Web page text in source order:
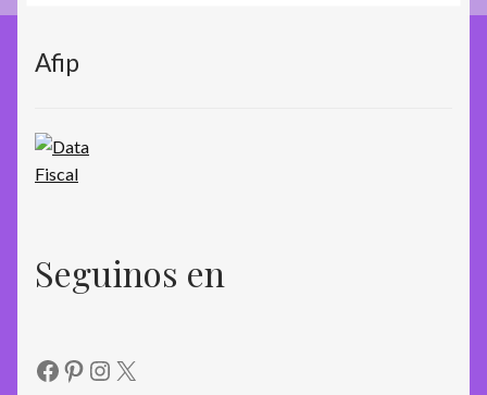
Afip
Seguinos en
Facebook
Pinterest
Instagram
X